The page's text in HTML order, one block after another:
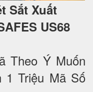
Sắt Xuất
US68
Theo Ý Muốn
1 Triệu Mã Số